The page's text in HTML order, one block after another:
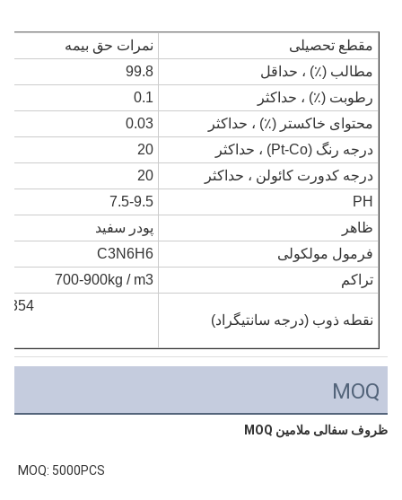
مقطع تحصیلی
نمرات حق بیمه
مطالب (٪) ، حداقل
99.8
رطوبت (٪) ، حداكثر
0.1
محتوای خاکستر (٪) ، حداکثر
0.03
درجه رنگ (Pt-Co) ، حداکثر
20
درجه کدورت کائولن ، حداکثر
20
PH
7.5-9.5
ظاهر
پودر سفید
فرمول مولکولی
C3N6H6
تراکم
700-900kg / m3
نقطه ذوب (درجه سانتیگراد)
354
MOQ
ظروف سفالی ملامین MOQ
MOQ: 5000PCS